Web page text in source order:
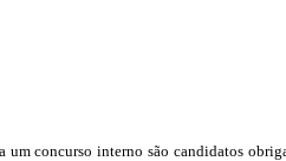
um concurso interno são candidatos